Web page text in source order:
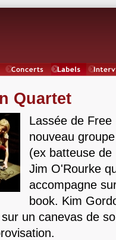
Quartet
Lassée de
nouveau
(ex batteuse de
Jim O'Rourke
accompagne
book. Kim
un canevas de